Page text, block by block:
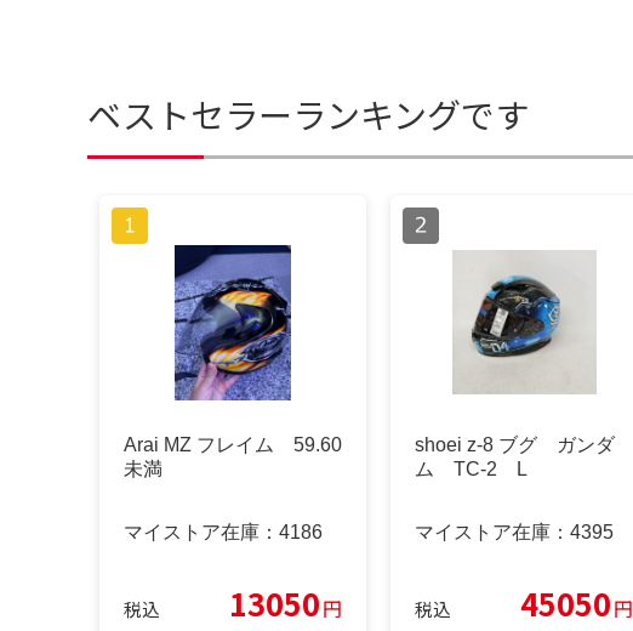
ベストセラーランキングです
Arai MZ フレイム 59.60
未満
マイストア在庫： 4186
税込 13050円
shoei z-8 ブグ ガンダ
ム TC-2 L
マイストア在庫： 4395
税込 45050円